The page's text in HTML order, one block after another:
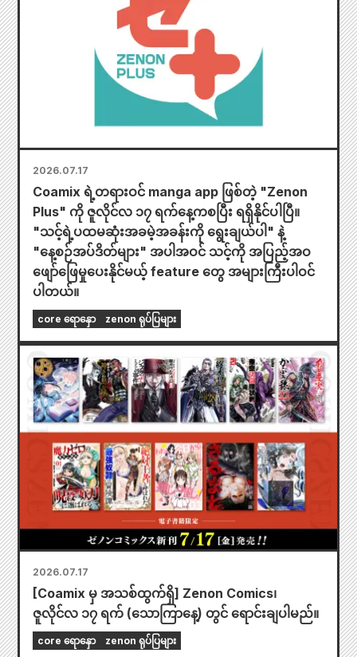
2026.07.17
Coamix ရဲ့တရားဝင် manga app ဖြစ်တဲ့ "Zenon
Plus" ကို ဇူလိုင်လ ၁၇ ရက်နေ့ကစပြီး ရရှိနိုင်ပါပြီ။
"သင့်ရဲ့ပထမဆုံးအခမဲ့အခန်းကို ရွေးချယ်ပါ" နဲ့
"နေ့စဉ်အပ်ဒိတ်များ" အပါအဝင် သင့်ကို အပြည့်အဝ
ဖျော်ဖြေမှုပေးနိုင်မယ့် feature တွေ အများကြီးပါဝင်
ပါတယ်။
core ရောနှော zenon ရုပ်ပြများ
2026.07.17
[Coamix မှ အသစ်ထွက်ရှိ] Zenon Comics၊
ဇူလိုင်လ ၁၇ ရက် (သောကြာနေ့) တွင် ရောင်းချပါမည်။
core ရောနှော zenon ရုပ်ပြများ